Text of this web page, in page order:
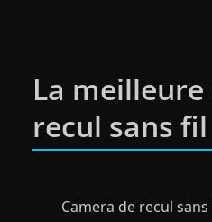
La
recul sans fil
Camera de recul sans